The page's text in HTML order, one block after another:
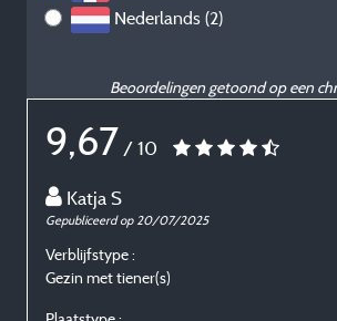
Nederlands (2)
Beoordelingen getoond op een
9,67 / 10
Katja S
Gepubliceerd op 20/07/2025
Verblijfstype :
Gezin met tiener(s)